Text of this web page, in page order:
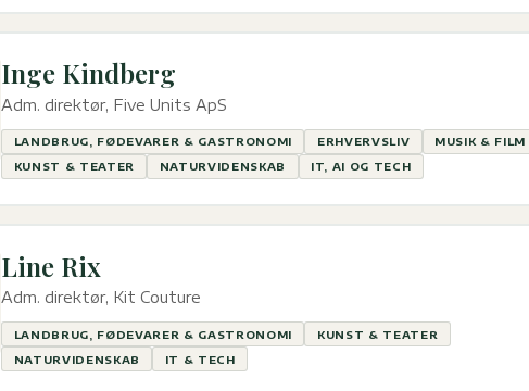
Inge Kindberg
Adm. direktør, Five Units ApS
LANDBRUG, FØDEVARER & GASTRONOMI ERHVERVSLIV
MUSIK & FILM
KUNST & TEATER
NATURVIDENSKAB IT, AI OG TECH
Line Rix
Adm. direktør, Kit Couture
LANDBRUG, FØDEVARER & GASTRONOMI
KUNST & TEATER
NATURVIDENSKAB
IT & TECH